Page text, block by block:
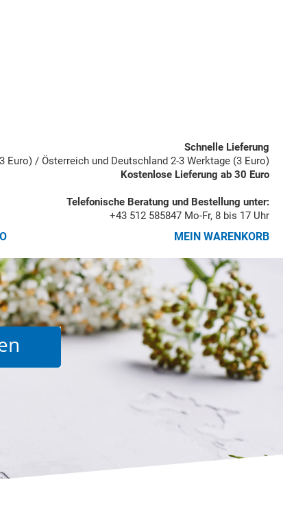
Schnelle Lieferung
/ Österreich und Deutschland 2-3 Werktage (3 Euro)
Kostenlose Lieferung ab 30 Euro
Telefonische Beratung und Bestellung unter:
+43 512 585847 Mo-Fr, 8 bis 17 Uhr
MEIN WARENKORB